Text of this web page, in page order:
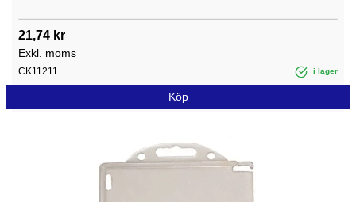
21,74 kr
Exkl. moms
CK11211 i lager
Köp